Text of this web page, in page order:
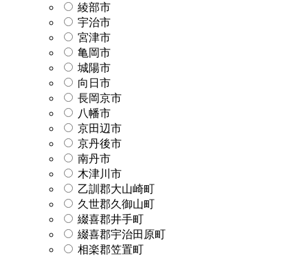
綾部市
宇治市
宮津市
亀岡市
城陽市
向日市
長岡京市
八幡市
京田辺市
京丹後市
南丹市
木津川市
乙訓郡大山崎町
久世郡久御山町
綴喜郡井手町
綴喜郡宇治田原町
相楽郡笠置町